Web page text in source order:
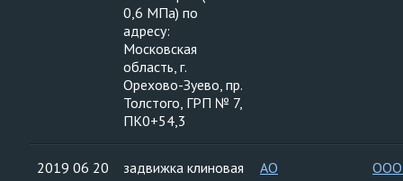
0,6 МПа) по
адресу:
Московская
область, г.
Орехово-Зуево, пр.
Толстого, ГРП № 7,
ПК0+54,3
2019 06 20
задвижка клиновая
АО